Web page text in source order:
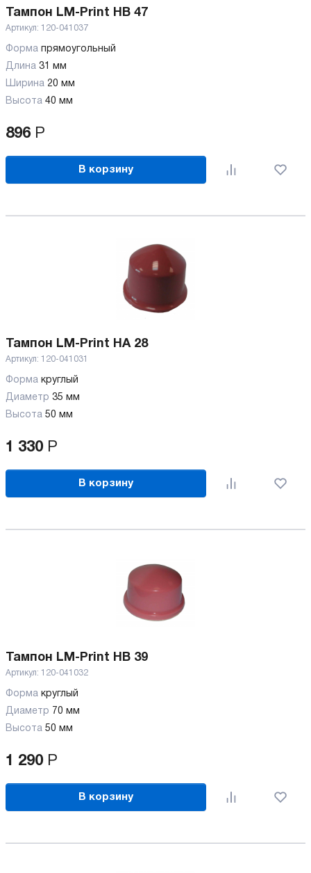
Тампон LM-Print HB 47
Артикул: 120-041037
Форма прямоугольный
Длина 31 мм
Ширина 20 мм
Высота 40 мм
896 Р
В корзину
Тампон LM-Print HA 28
Артикул: 120-041031
Форма круглый
Диаметр 35 мм
Высота 50 мм
1 330 Р
В корзину
Тампон LM-Print HB 39
Артикул: 120-041032
Форма круглый
Диаметр 70 мм
Высота 50 мм
1 290 Р
В корзину